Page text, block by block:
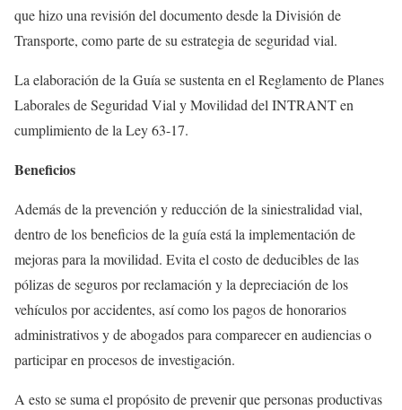
que hizo una revisión del documento desde la División de
Transporte, como parte de su estrategia de seguridad vial.
La elaboración de la Guía se sustenta en el Reglamento de Planes
Laborales de Seguridad Vial y Movilidad del INTRANT en
cumplimiento de la Ley 63-17.
Beneficios
Además de la prevención y reducción de la siniestralidad vial,
dentro de los beneficios de la guía está la implementación de
mejoras para la movilidad. Evita el costo de deducibles de las
pólizas de seguros por reclamación y la depreciación de los
vehículos por accidentes, así como los pagos de honorarios
administrativos y de abogados para comparecer en audiencias o
participar en procesos de investigación.
A esto se suma el propósito de prevenir que personas productivas